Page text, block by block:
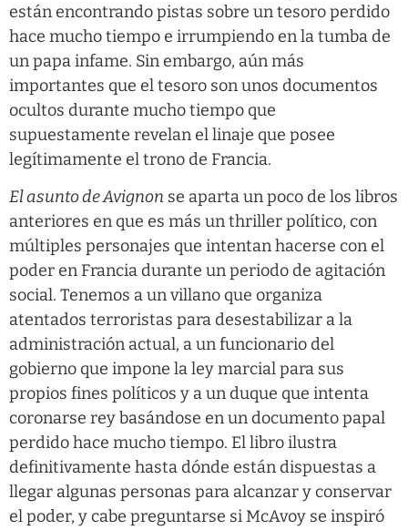
están encontrando pistas sobre un tesoro perdido
hace mucho tiempo e irrumpiendo en la tumba de
un papa infame. Sin embargo, aún más
importantes que el tesoro son unos documentos
ocultos durante mucho tiempo que
supuestamente revelan el linaje que posee
legítimamente el trono de Francia.
El asunto de Avignon se aparta un poco de los libros
anteriores en que es más un thriller político, con
múltiples personajes que intentan hacerse con el
poder en Francia durante un periodo de agitación
social. Tenemos a un villano que organiza
atentados terroristas para desestabilizar a la
administración actual, a un funcionario del
gobierno que impone la ley marcial para sus
propios fines políticos y a un duque que intenta
coronarse rey basándose en un documento papal
perdido hace mucho tiempo. El libro ilustra
definitivamente hasta dónde están dispuestas a
llegar algunas personas para alcanzar y conservar
el poder, y cabe preguntarse si McAvoy se inspiró